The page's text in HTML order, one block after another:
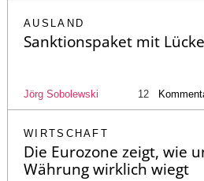
AUSLAND
Sanktionspaket mit
Jörg Sobolewski 12
WIRTSCHAFT
Die Eurozone zeigt, wie
Währung wirklich wiegt